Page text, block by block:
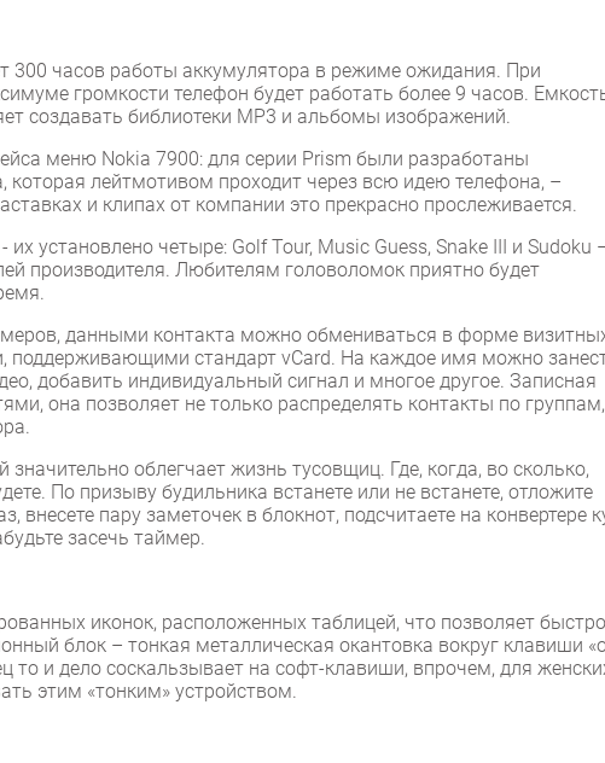
300 часов работы аккумулятора в режиме ожидания. При
громкости телефон будет работать более 9 часов.
создавать библиотеки MP3 и альбомы изображений.
меню Nokia 7900: для серии Prism были разработаны
лейтмотивом проходит через всю идею телефона, –
и клипах от компании это прекрасно прослеживается.
установлено четыре: Golf Tour, Music Guess, Snake III и Sudoku
производителя. Любителям головоломок приятно будет
данными контакта можно обмениваться в форме
поддерживающими стандарт vCard. На каждое имя можно
добавить индивидуальный сигнал и многое другое. Записная
она позволяет не только распределять контакты по
облегчает жизнь тусовщиц. Где, когда, во сколько,
По призыву будильника встанете или не встанете, отложите
внесете пару заметочек в блокнот, подсчитаете на конвертере
засечь таймер.
иконок, расположенных таблицей, что позволяет быстро
блок – тонкая металлическая окантовка вокруг клавиши
то и дело соскальзывает на софт-клавиши, впрочем, для
этим «тонким» устройством.